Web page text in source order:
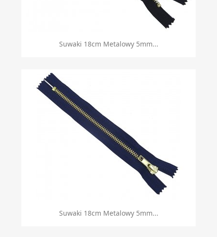
Suwaki 18cm Metalowy 5mm...
Suwaki 18cm Metalowy 5mm...